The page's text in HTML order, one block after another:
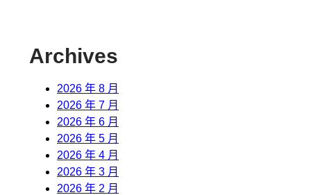
Archives
2026 年 8 月
2026 年 7 月
2026 年 6 月
2026 年 5 月
2026 年 4 月
2026 年 3 月
2026 年 2 月